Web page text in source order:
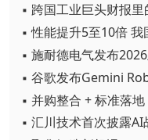
▪ 跨国工业巨头财报
▪ 并购整合 + 标准落